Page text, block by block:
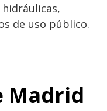
de uso público.
Madrid